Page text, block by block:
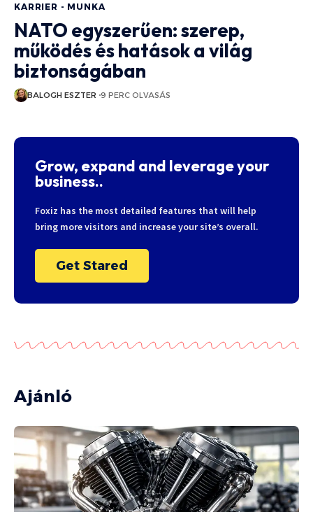
KARRIER - MUNKA
NATO egyszerűen: szerep,
működés és hatások a világ
biztonságában
BALOGH ESZTER 9 PERC OLVASÁS
Grow, expand and leverage your
business..
Foxiz has the most detailed features that will help
bring more visitors and increase your site’s overall.
Get Stared
Ajánló